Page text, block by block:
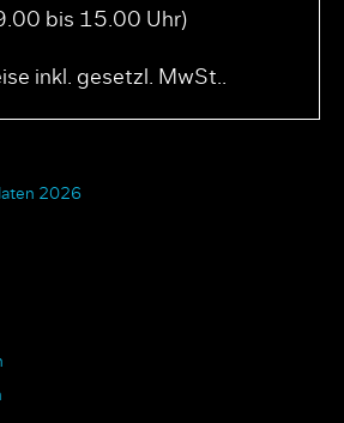
bis 15.00 Uhr)
inkl. gesetzl. MwSt..
2026